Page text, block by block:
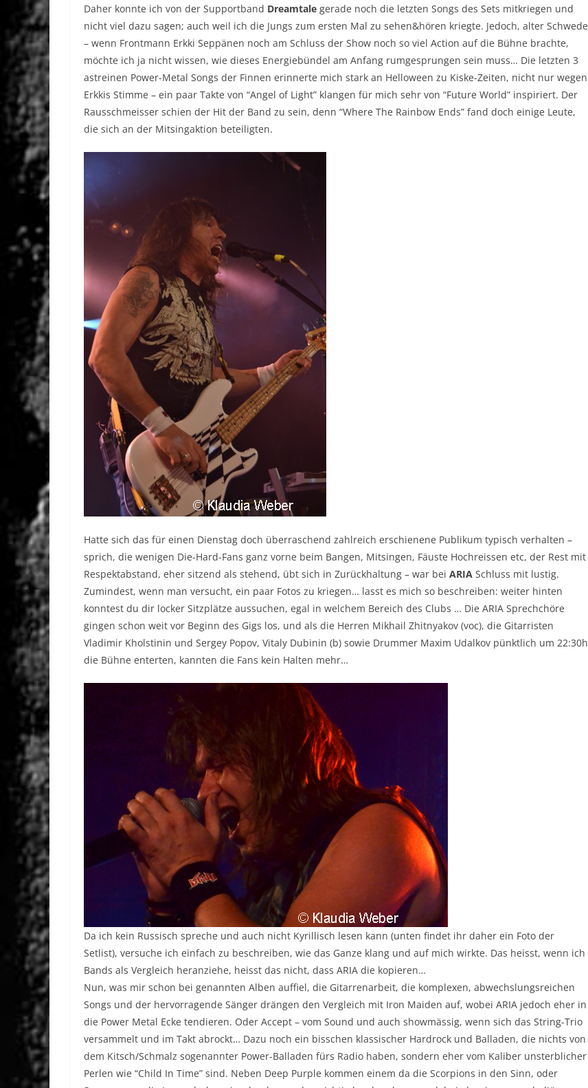
Daher konnte ich von der Supportband Dreamtale gerade noch die letzten Songs des Sets mitkriegen und
nicht viel dazu sagen; auch weil ich die Jungs zum ersten Mal zu sehen&hören kriegte. Jedoch, alter Schwede
– wenn Frontmann Erkki Seppänen noch am Schluss der Show noch so viel Action auf die Bühne brachte,
möchte ich ja nicht wissen, wie dieses Energiebündel am Anfang rumgesprungen sein muss… Die letzten 3
astreinen Power-Metal Songs der Finnen erinnerte mich stark an Helloween zu Kiske-Zeiten, nicht nur wegen
Erkkis Stimme – ein paar Takte von “Angel of Light” klangen für mich sehr von “Future World” inspiriert. Der
Rausschmeisser schien der Hit der Band zu sein, denn “Where The Rainbow Ends” fand doch einige Leute,
die sich an der Mitsingaktion beteiligten.
Hatte sich das für einen Dienstag doch überraschend zahlreich erschienene Publikum typisch verhalten –
sprich, die wenigen Die-Hard-Fans ganz vorne beim Bangen, Mitsingen, Fäuste Hochreissen etc, der Rest mit
Respektabstand, eher sitzend als stehend, übt sich in Zurückhaltung – war bei ARIA Schluss mit lustig.
Zumindest, wenn man versucht, ein paar Fotos zu kriegen… lasst es mich so beschreiben: weiter hinten
konntest du dir locker Sitzplätze aussuchen, egal in welchem Bereich des Clubs … Die ARIA Sprechchöre
gingen schon weit vor Beginn des Gigs los, und als die Herren Mikhail Zhitnyakov (voc), die Gitarristen
Vladimir Kholstinin und Sergey Popov, Vitaly Dubinin (b) sowie Drummer Maxim Udalkov pünktlich um 22:30h
die Bühne enterten, kannten die Fans kein Halten mehr…
Da ich kein Russisch spreche und auch nicht Kyrillisch lesen kann (unten findet ihr daher ein Foto der
Setlist), versuche ich einfach zu beschreiben, wie das Ganze klang und auf mich wirkte. Das heisst, wenn ich
Bands als Vergleich heranziehe, heisst das nicht, dass ARIA die kopieren…
Nun, was mir schon bei genannten Alben auffiel, die Gitarrenarbeit, die komplexen, abwechslungsreichen
Songs und der hervorragende Sänger drängen den Vergleich mit Iron Maiden auf, wobei ARIA jedoch eher in
die Power Metal Ecke tendieren. Oder Accept – vom Sound und auch showmässig, wenn sich das String-Trio
versammelt und im Takt abrockt… Dazu noch ein bisschen klassischer Hardrock und Balladen, die nichts von
dem Kitsch/Schmalz sogenannter Power-Balladen fürs Radio haben, sondern eher vom Kaliber unsterblicher
Perlen wie “Child In Time” sind. Neben Deep Purple kommen einem da die Scorpions in den Sinn, oder